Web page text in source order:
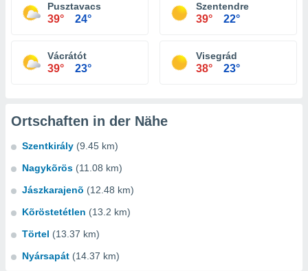
Pusztavacs
39° 24°
Szentendre
39° 22°
Vácrátót
39° 23°
Visegrád
38° 23°
Ortschaften in der Nähe
Szentkirály (9.45 km)
Nagykõrös (11.08 km)
Jászkarajenõ (12.48 km)
Kõröstetétlen (13.2 km)
Törtel (13.37 km)
Nyársapát (14.37 km)